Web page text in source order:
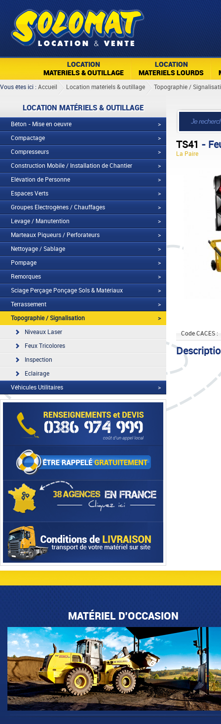
LOCATION
MATERIELS & OUTILLAGE
LOCATION
MATERIELS LOURDS
Vous êtes ici : Accueil Location matériels & outillage Topographie /
LOCATION MATÉRIELS & OUTILLAGE
Béton - Mise en oeuvre
>
Compactage
>
Compresseurs
>
Construction Mobile / Installation de Chantier
>
Elévation de Personne
>
Espaces Verts
>
Groupes Electrogènes / Chauffages
>
Levage / Manutention
>
Marteaux Piqueurs / Perforateurs
>
Nettoyage / Sablage
>
Pompage
>
Remorques
>
Sciage Perçage Ponçage Sols & Matériaux
>
Terrassement
>
Topographie / Signalisation
>
Niveaux Laser
Feux Tricolores
Inspection
Eclairage
Véhicules Utilitaires
>
TS41 -
La Paire
Code CACES :
MATÉRIEL D'OCCASION